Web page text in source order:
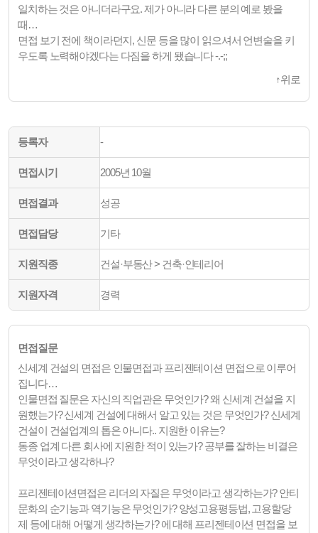
일치하는 것은 아니더라구요. 제가 아니라 다른 분의 예로 봤을
때…
면접 보기 전에 책이라던지, 신문 등을 많이 읽으셔서 언변술을 키
우도록 노력해야겠다는 다짐을 하게 됐습니다 -.-;;
↑위로
등록자 -
면접시기 2005년 10월
면접결과 성공
면접담당 기타
지원직종 건설·부동산 > 건축·인테리어
지원자격 경력
면접질문
신세계 건설의 면접은 인물면접과 프리젠테이션 면접으로 이루어
집니다…
인물면접 질문은 자신의 직업관은 무엇인가? 왜 신세계 건설을 지
원했는가? 신세계 건설에 대해서 알고 있는 것은 무엇인가? 신세계
건설이 건설업계의 톱은 아니다.. 지원한 이유는?
동종 업계 다른 회사에 지원한 적이 있는가? 공부를 잘하는 비결은
무엇이라고 생각하나?
프리젠테이션면접은 리더의 자질은 무엇이라고 생각하는가? 안티
문화의 순기능과 역기능은 무엇인가? 양성고용평등법, 고용할당
제 등에 대해 어떻게 생각하는가? 에 대해 프리젠테이션 면접을 보